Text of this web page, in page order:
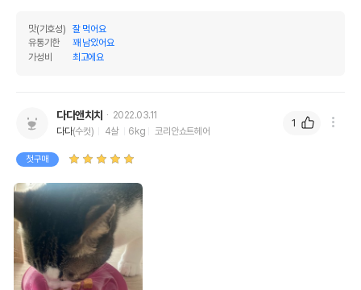
영양정보
조단백질
조지방 20%
조섬유질
조회분
인
오메가3
맛(기호성)
잘 먹어요
유통기한
꽤 남았어요
가성비
최고에요
다다앤치치
2022.03.11
다다(수컷) 4살 6kg 코리안쇼트헤어
첫구매
1